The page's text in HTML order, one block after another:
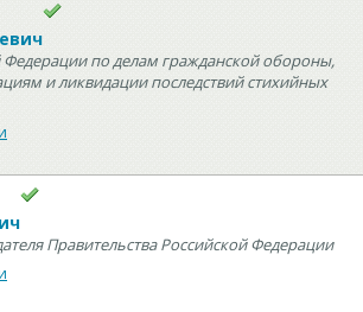
по делам гражданской обороны,
и ликвидации последствий стихийных
Правительства Российской Федерации